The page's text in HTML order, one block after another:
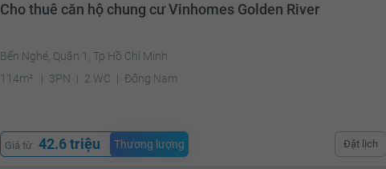
Cho thuê căn hộ chung cư Vinhomes Golden River
Bến Nghé, Quận 1, Tp Hồ Chí Minh
114m²
3PN 2 WC Đông Nam
Giá từ 42.6 triệu Thương lượng Đặt lịch